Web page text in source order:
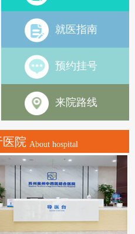
就医指南
预约挂号
来院路线
医院 About hospital